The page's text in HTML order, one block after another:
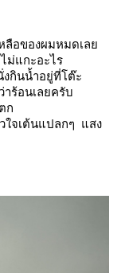
ลือของผมหมดเล
ม่แกะอะไร
งกินน้ำอยู่ที่โต๊ะ
าร้อนเลยครับ
ก
จเต้นแปลกๆ แสง